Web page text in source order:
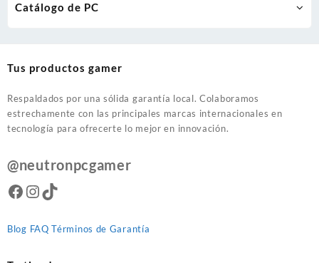
Catálogo de PC
Tus productos gamer
Respaldados por una sólida garantía local. Colaboramos
estrechamente con las principales marcas internacionales en
tecnología para ofrecerte lo mejor en innovación.
@neutronpcgamer
Facebook
Instagram
TikTok
Blog FAQ Términos de Garantía